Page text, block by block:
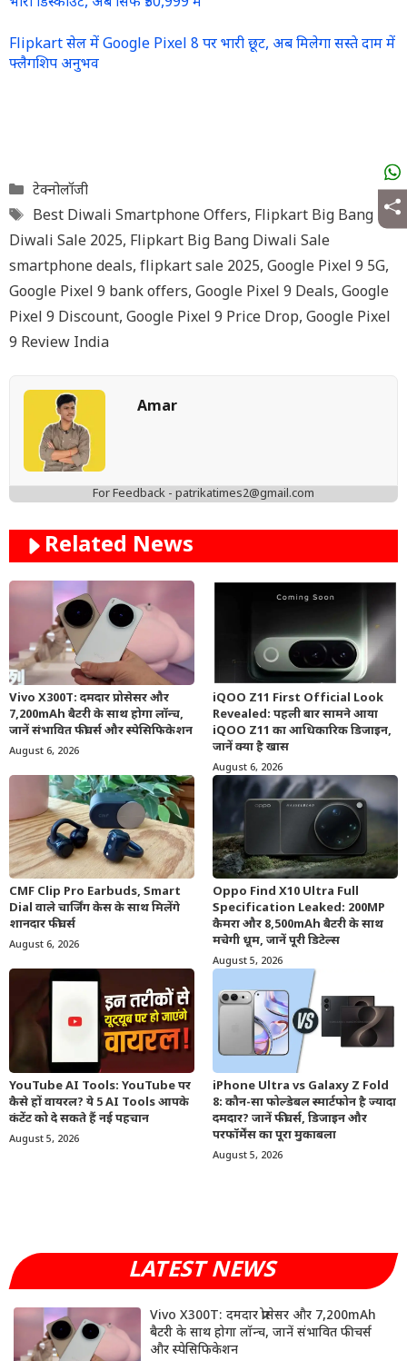
Flipkart सेल में Google Pixel 8 पर भारी छूट, अब मिलेगा सस्ते दाम में
फ्लैगशिप अनुभव
Categories
टेक्नोलॉजी
Tags
Best Diwali Smartphone Offers, Flipkart Big Bang
Diwali Sale 2025, Flipkart Big Bang Diwali Sale
smartphone deals, flipkart sale 2025, Google Pixel 9 5G,
Google Pixel 9 bank offers, Google Pixel 9 Deals, Google
Pixel 9 Discount, Google Pixel 9 Price Drop, Google Pixel
9 Review India
Amar
For Feedback - patrikatimes2@gmail.com
Related News
Vivo X300T: दमदार प्रोसेसर और
7,200mAh बैटरी के साथ होगा लॉन्च,
जानें संभावित फीचर्स और स्पेसिफिकेशन
August 6, 2026
iQOO Z11 First Official Look
Revealed: पहली बार सामने आया
iQOO Z11 का आधिकारिक डिजाइन,
जानें क्या है खास
August 6, 2026
CMF Clip Pro Earbuds, Smart
Dial वाले चार्जिंग केस के साथ मिलेंगे
शानदार फीचर्स
August 6, 2026
Oppo Find X10 Ultra Full
Specification Leaked: 200MP
कैमरा और 8,500mAh बैटरी के साथ
मचेगी धूम, जानें पूरी डिटेल्स
August 5, 2026
YouTube AI Tools: YouTube पर
कैसे हों वायरल? ये 5 AI Tools आपके
कंटेंट को दे सकते हैं नई पहचान
August 5, 2026
iPhone Ultra vs Galaxy Z Fold
8: कौन-सा फोल्डेबल स्मार्टफोन है ज्यादा
दमदार? जानें फीचर्स, डिजाइन और
परफॉर्मेंस का पूरा मुकाबला
August 5, 2026
LATEST NEWS
Vivo X300T: दमदार प्रोसेसर और 7,200mAh
बैटरी के साथ होगा लॉन्च, जानें संभावित फीचर्स
और स्पेसिफिकेशन